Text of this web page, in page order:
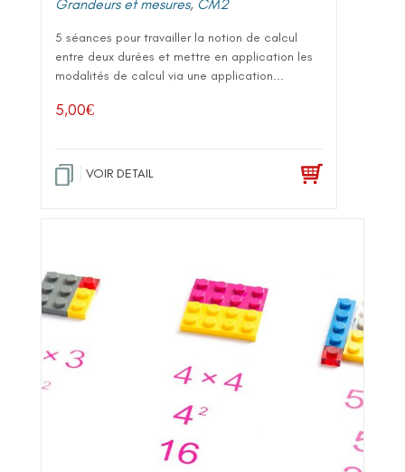
Grandeurs et mesures, CM2
5 séances pour travailler la notion de calcul
entre deux durées et mettre en application les
modalités de calcul via une application...
5,00€
VOIR DETAIL